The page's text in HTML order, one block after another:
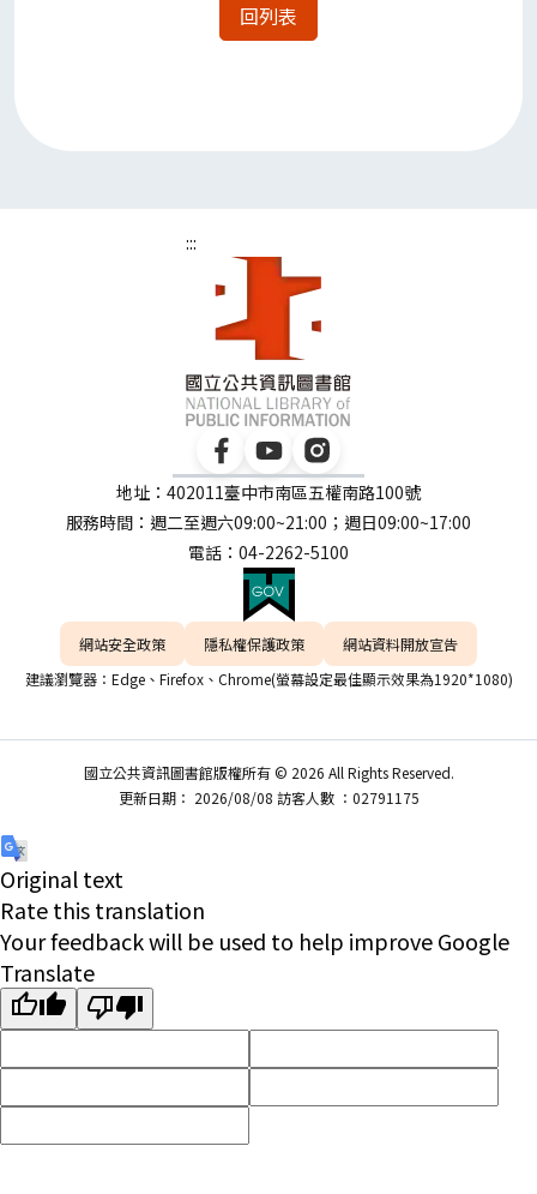
回列表
:::
地址：402011臺中市南區五權南路100號
服務時間：週二至週六09:00~21:00；週日09:00~17:00
電話：04-2262-5100
網站安全政策 隱私權保護政策
網站資料開放宣告
建議瀏覽器：Edge、Firefox、Chrome(螢幕設定最佳顯示效果為1920*1080)
國立公共資訊圖書館版權所有 © 2026 All Rights Reserved.
更新日期： 2026/08/08 訪客人數 ：02791175
Original text
Rate this translation
Your feedback will be used to help improve Google
Translate